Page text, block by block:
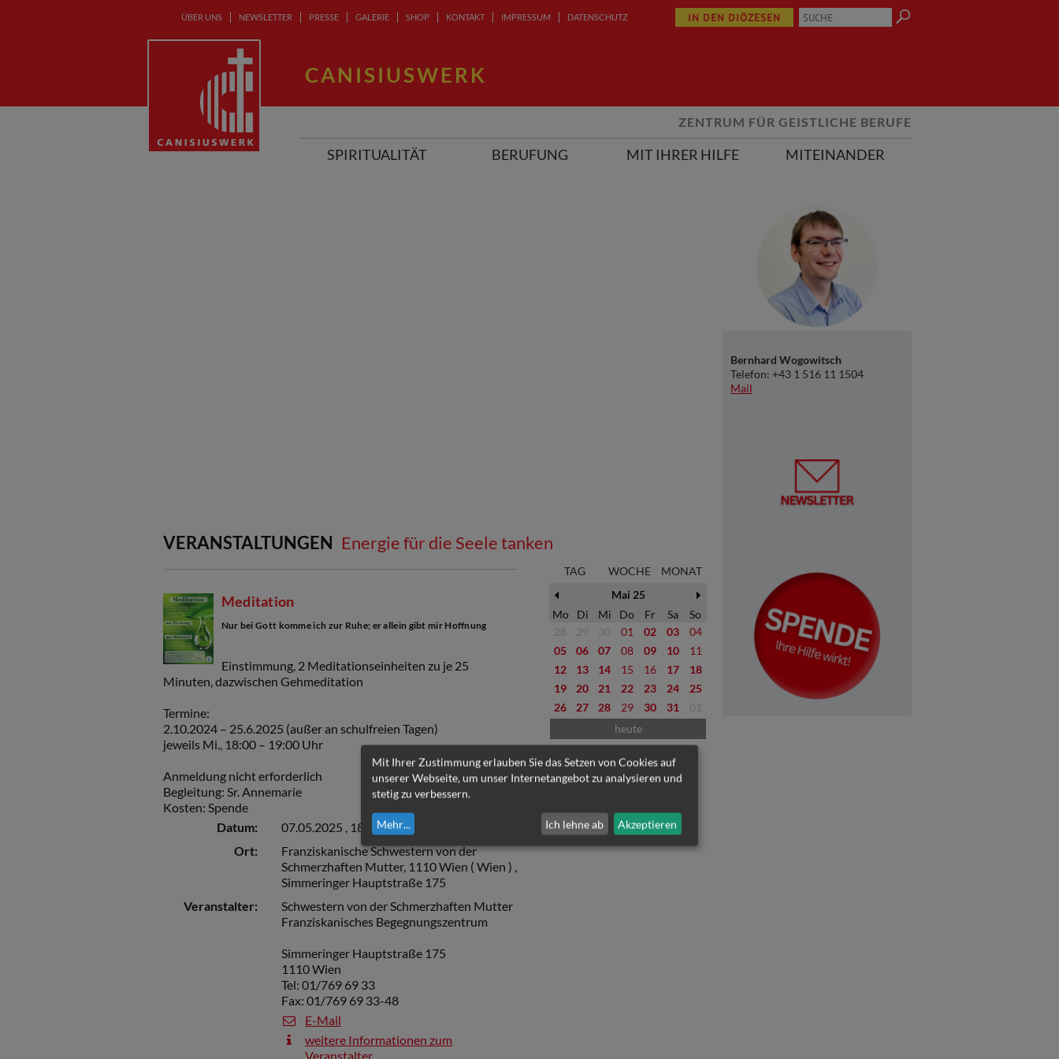
IN DEN DIÖZESEN
ÜBER UNS NEWSLETTER PRESSE GALERIE SHOP KONTAKT IMPRESSUM DATENSCHUTZ
CANISIUSWERK
ZENTRUM FÜR GEISTLICHE BERUFE
SPIRITUALITÄT BERUFUNG MIT IHRER HILFE MITEINANDER
Bernhard Wogowitsch
Telefon: +43 1 516 11 1504
Mail
VERANSTALTUNGEN Energie für die Seele tanken
Meditation
Nur bei Gott komme ich zur Ruhe; er allein gibt mir Hoffnung
Einstimmung, 2 Meditationseinheiten zu je 25
Minuten, dazwischen Gehmeditation
Termine:
2.10.2024 – 25.6.2025 (außer an schulfreien Tagen)
jeweils Mi., 18:00 – 19:00 Uhr
Anmeldung nicht erforderlich
Begleitung: Sr. Annemarie
Kosten: Spende
Datum:
07.05.2025 , 18.00 Uhrbis
Ort:
Franziskanische Schwestern von der
Schmerzhaften Mutter, 1110 Wien ( Wien ) ,
Simmeringer Hauptstraße 175
Veranstalter:
Schwestern von der Schmerzhaften Mutter
Franziskanisches Begegnungszentrum
Simmeringer Hauptstraße 175
1110 Wien
Tel: 01/769 69 33
Fax: 01/769 69 33-48
E-Mail
weitere Informationen zum
Veranstalter
TAG WOCHE
MONAT
Mai 25
Mo
Di Mi Do Fr Sa
So
28
29 30 01 02 03
04
05
06 07 08 09 10
11
12
13 14 15 16 17
18
19
20 21 22 23 24
25
26
27 28 29 30 31
01
heute
Mit Ihrer Zustimmung erlauben Sie das Setzen von Cookies auf
unserer Webseite, um unser Internetangebot zu analysieren und
stetig zu verbessern.
Mehr... Ich lehne ab Akzeptieren